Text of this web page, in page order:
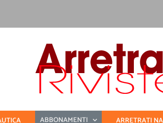
ABBONAMENTI ARRETRATI